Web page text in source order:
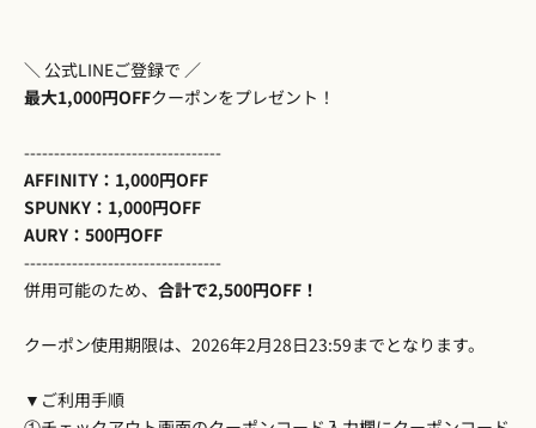
＼ 公式LINEご登録で ／
最大1,000円OFFクーポンをプレゼント！
---------------------------------
AFFINITY：1,000円OFF
SPUNKY：1,000円OFF
AURY：500円OFF
---------------------------------
併用可能のため、 合計で2,500円OFF！
クーポン使用期限は、2026年2月28日23:59までとなります。
▼ご利用手順